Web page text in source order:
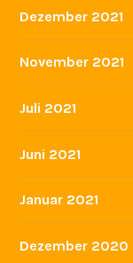
Dezember 2021
November 2021
Juli 2021
Juni 2021
Januar 2021
Dezember 2020